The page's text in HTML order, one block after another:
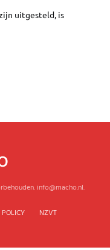
uitgesteld, is
info@macho.nl.
NZVT